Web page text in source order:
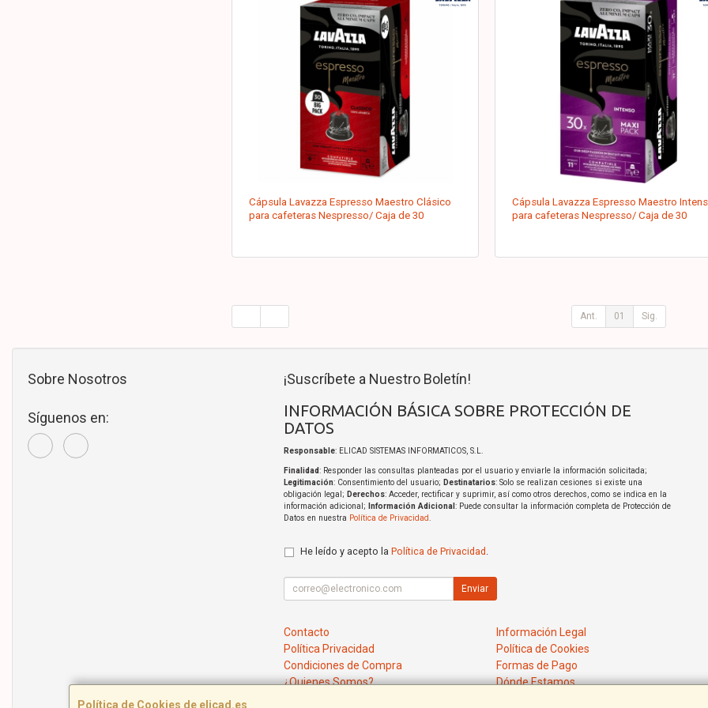
Cápsula Lavazza Espresso Maestro Clásico
para cafeteras Nespresso/ Caja de 30
Cápsula Lavazza Espresso Maestro
para cafeteras Nespresso/ Caja de 30
Ant. 01 Sig.
Política de Cookies de elicad.es
Sobre Nosotros
Síguenos en:
¡Suscríbete a Nuestro Boletín!
INFORMACIÓN BÁSICA SOBRE PROTECCIÓN DE
DATOS
Responsable: ELICAD SISTEMAS INFORMATICOS, S.L.
Finalidad: Responder las consultas planteadas por el usuario y enviarle la información solicitada;
Legitimación: Consentimiento del usuario; Destinatarios: Solo se realizan cesiones si existe una
obligación legal; Derechos: Acceder, rectificar y suprimir, así como otros derechos, como se indica en la
información adicional;
Información Adicional : Puede consultar la información completa de Protección de
Datos en nuestra Política de Privacidad
He leído y acepto la Política de Privacidad
Enviar
Contacto
Información Legal
Política Privacidad
Política de Cookies
Condiciones de Compra
Formas de Pago
¿Quienes Somos?
Dónde Estamos